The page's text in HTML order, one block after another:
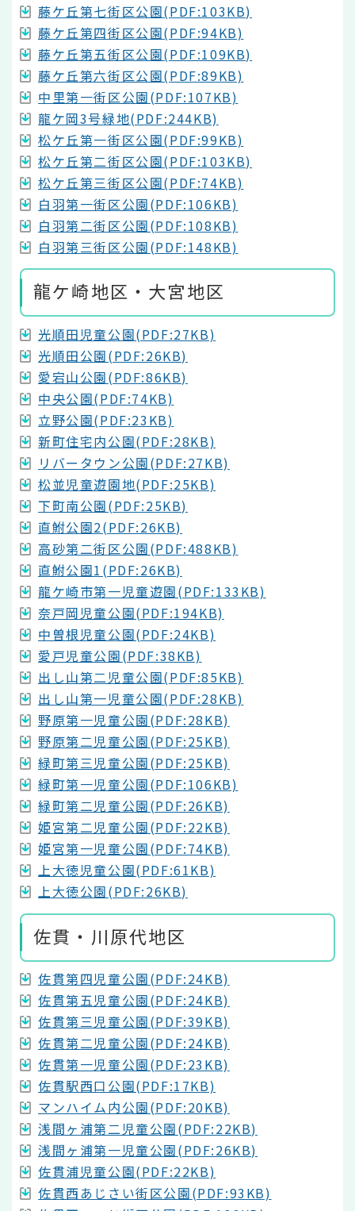
藤ケ丘第七街区公園(PDF:103KB)
藤ケ丘第四街区公園(PDF:94KB)
藤ケ丘第五街区公園(PDF:109KB)
藤ケ丘第六街区公園(PDF:89KB)
中里第一街区公園(PDF:107KB)
龍ケ岡3号緑地(PDF:244KB)
松ケ丘第一街区公園(PDF:99KB)
松ケ丘第二街区公園(PDF:103KB)
松ケ丘第三街区公園(PDF:74KB)
白羽第一街区公園(PDF:106KB)
白羽第二街区公園(PDF:108KB)
白羽第三街区公園(PDF:148KB)
龍ケ崎地区・大宮地区
光順田児童公園(PDF:27KB)
光順田公園(PDF:26KB)
愛宕山公園(PDF:86KB)
中央公園(PDF:74KB)
立野公園(PDF:23KB)
新町住宅内公園(PDF:28KB)
リバータウン公園(PDF:27KB)
松並児童遊園地(PDF:25KB)
下町南公園(PDF:25KB)
直鮒公園2(PDF:26KB)
高砂第二街区公園(PDF:488KB)
直鮒公園1(PDF:26KB)
龍ケ崎市第一児童遊園(PDF:133KB)
奈戸岡児童公園(PDF:194KB)
中曽根児童公園(PDF:24KB)
愛戸児童公園(PDF:38KB)
出し山第二児童公園(PDF:85KB)
出し山第一児童公園(PDF:28KB)
野原第一児童公園(PDF:28KB)
野原第二児童公園(PDF:25KB)
緑町第三児童公園(PDF:25KB)
緑町第一児童公園(PDF:106KB)
緑町第二児童公園(PDF:26KB)
姫宮第二児童公園(PDF:22KB)
姫宮第一児童公園(PDF:74KB)
上大徳児童公園(PDF:61KB)
上大徳公園(PDF:26KB)
佐貫・川原代地区
佐貫第四児童公園(PDF:24KB)
佐貫第五児童公園(PDF:24KB)
佐貫第三児童公園(PDF:39KB)
佐貫第二児童公園(PDF:24KB)
佐貫第一児童公園(PDF:23KB)
佐貫駅西口公園(PDF:17KB)
マンハイム内公園(PDF:20KB)
浅間ヶ浦第二児童公園(PDF:22KB)
浅間ヶ浦第一児童公園(PDF:26KB)
佐貫浦児童公園(PDF:22KB)
佐貫西あじさい街区公園(PDF:93KB)